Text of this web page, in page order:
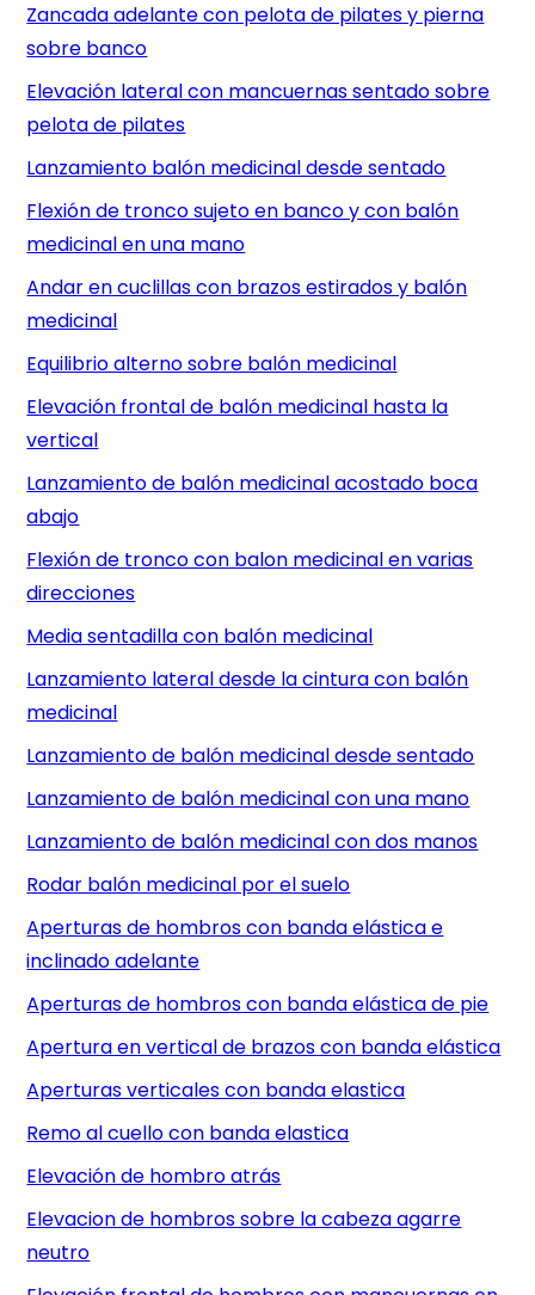
Zancada adelante con pelota de pilates y pierna
sobre banco
Elevación lateral con mancuernas sentado sobre
pelota de pilates
Lanzamiento balón medicinal desde sentado
Flexión de tronco sujeto en banco y con balón
medicinal en una mano
Andar en cuclillas con brazos estirados y balón
medicinal
Equilibrio alterno sobre balón medicinal
Elevación frontal de balón medicinal hasta la
vertical
Lanzamiento de balón medicinal acostado boca
abajo
Flexión de tronco con balon medicinal en varias
direcciones
Media sentadilla con balón medicinal
Lanzamiento lateral desde la cintura con balón
medicinal
Lanzamiento de balón medicinal desde sentado
Lanzamiento de balón medicinal con una mano
Lanzamiento de balón medicinal con dos manos
Rodar balón medicinal por el suelo
Aperturas de hombros con banda elástica e
inclinado adelante
Aperturas de hombros con banda elástica de pie
Apertura en vertical de brazos con banda elástica
Aperturas verticales con banda elastica
Remo al cuello con banda elastica
Elevación de hombro atrás
Elevacion de hombros sobre la cabeza agarre
neutro